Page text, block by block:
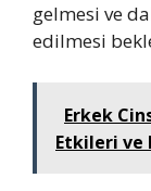
gelmesi ve
edilmesi
Erkek
Etkileri ve